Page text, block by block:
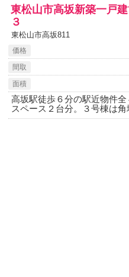
東松山市高坂新築一戸
３
東松山市高坂811
価格
間取
面積
高坂駅徒歩６分の駅近物件
スペース２台分。３号棟は